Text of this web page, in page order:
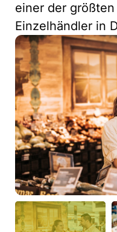
einer der
Einzelhändler in